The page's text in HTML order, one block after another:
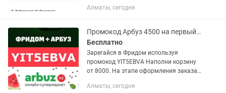
проблем.
Алматы, сегодня
Промокод Арбуз 4500 на первый заказ
Бесплатно
Зарегайся в Фридом используя
промокод YIT5EBVA Наполни корзину
от 8000. На этапе оформления заказа
Это активирует второй бонус: 2000
Алматы, сегодня